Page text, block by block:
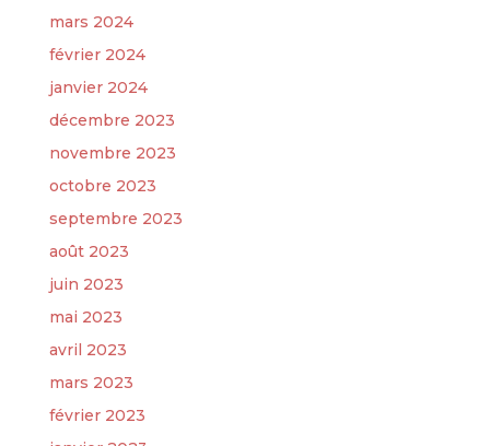
mars 2024
février 2024
janvier 2024
décembre 2023
novembre 2023
octobre 2023
septembre 2023
août 2023
juin 2023
mai 2023
avril 2023
mars 2023
février 2023